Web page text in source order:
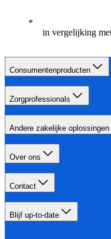
in vergelijking
Consumentenproducten
Zorgprofessionals
Andere zakelijke oplossingen
Over ons
Contact
Blijf up-to-date